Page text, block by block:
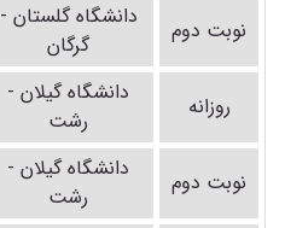
نوبت دوم
دانشگاه گلستان -
گرگان
روزانه
دانشگاه گیلان -
رشت
نوبت دوم
دانشگاه گیلان -
رشت